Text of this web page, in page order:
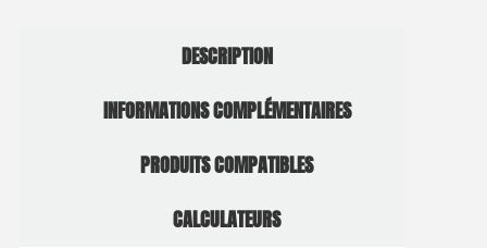
DESCRIPTION
INFORMATIONS COMPLÉMENTAIRES
PRODUITS COMPATIBLES
CALCULATEURS